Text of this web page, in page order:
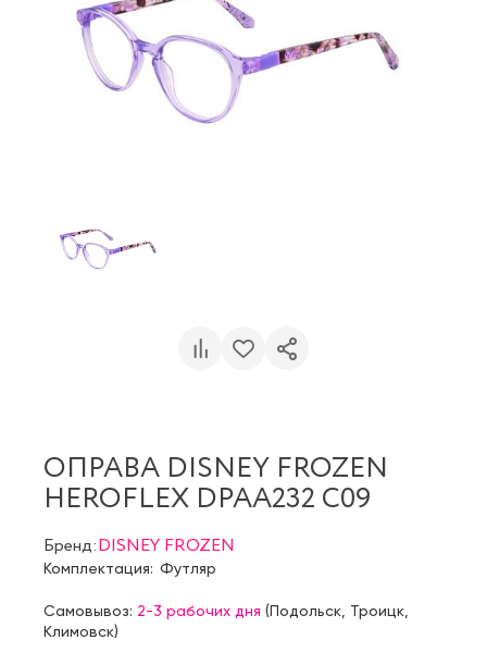
ОПРАВА DISNEY FROZEN
HEROFLEX DPAA232 C09
Бренд:DISNEY FROZEN
Комплектация: Футляр
Самовывоз: 2-3 рабочих дня (Подольск Троицк
Климовск)